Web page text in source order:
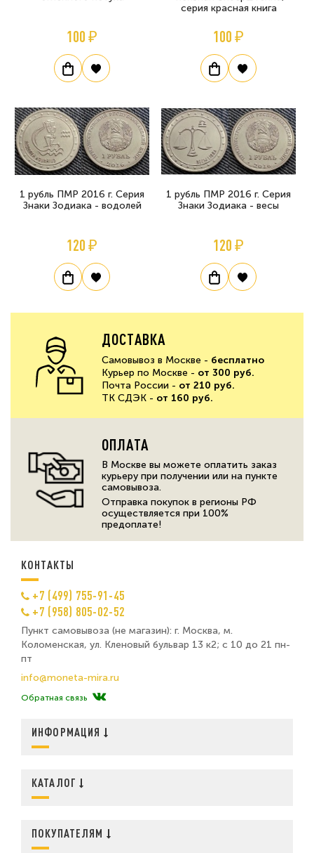
100 ₽
серия красная книга
100 ₽
1 рубль ПМР 2016 г. Серия
Знаки Зодиака - водолей
120 ₽
1 рубль ПМР 2016 г. Серия
Знаки Зодиака - весы
120 ₽
ДОСТАВКА
Самовывоз в Москве - бесплатно
Курьер по Москве - от 300 руб.
Почта России - от 210 руб.
ТК СДЭК - от 160 руб.
ОПЛАТА
В Москве вы можете оплатить заказ
курьеру при получении или на пункте
самовывоза.
Отправка покупок в регионы РФ
осуществляется при 100%
предоплате!
КОНТАКТЫ
+7 (499) 755-91-45
+7 (958) 805-02-52
Пункт самовывоза (не магазин): г. Москва, м.
Коломенская, ул. Кленовый бульвар 13 к2; с 10 до 21 пн-
пт
info@moneta-mira.ru
Обратная связь
ИНФОРМАЦИЯ
КАТАЛОГ
ПОКУПАТЕЛЯМ